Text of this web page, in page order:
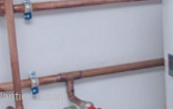
Luisant